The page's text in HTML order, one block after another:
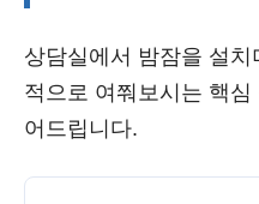
상담실에서 밤잠을 설
적으로 여쭤보시는 핵
어드립니다.